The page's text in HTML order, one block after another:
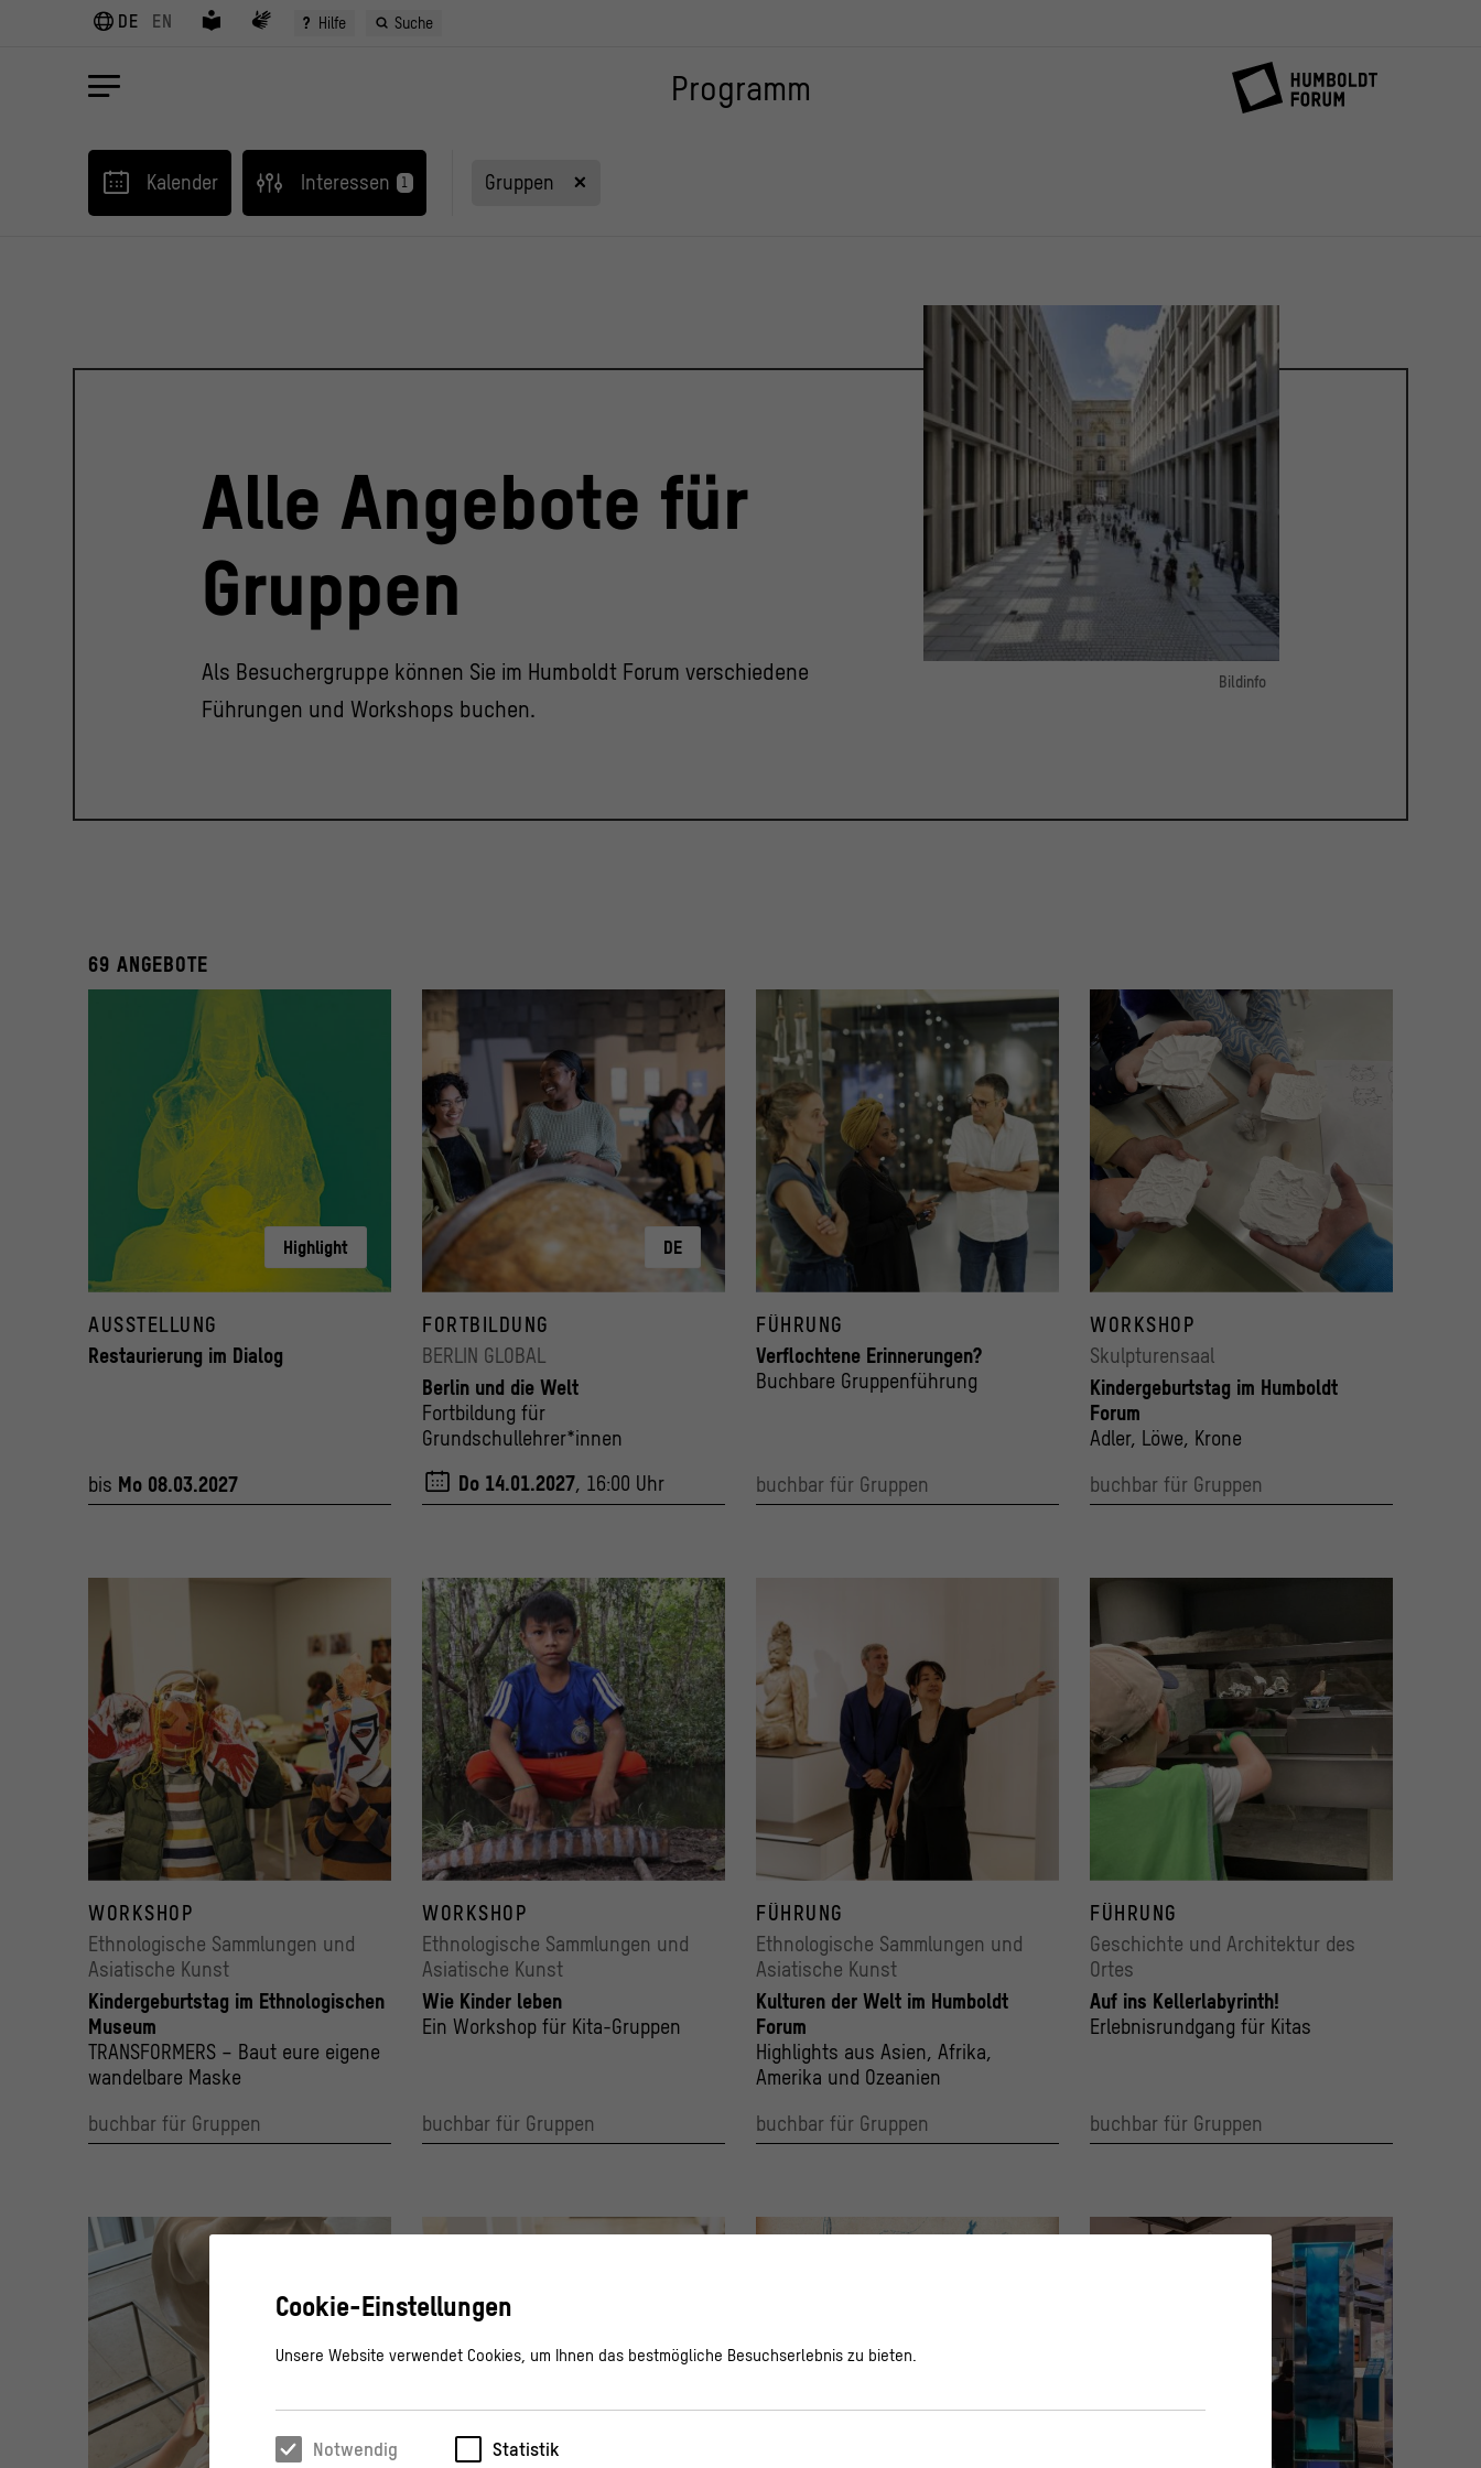
DE EN ? Hilfe Suche
Programm
Kalender Interessen 1 Gruppen
Bildinfo
Alle Angebote für
Gruppen
Als Besuchergruppe können Sie im Humboldt Forum verschiedene
Führungen und Workshops buchen.
69 ANGEBOTE
Highlight
AUSSTELLUNG
Restaurierung im Dialog
bis Mo 08.03.2027
DE
FORTBILDUNG
BERLIN GLOBAL
Berlin und die Welt
Fortbildung für
Grundschullehrer*innen
Do 14.01.2027, 16:00 Uhr
FÜHRUNG
Verflochtene Erinnerungen?
Buchbare Gruppenführung
buchbar für Gruppen
WORKSHOP
Skulpturensaal
Kindergeburtstag im Humboldt
Forum
Adler, Löwe, Krone
buchbar für Gruppen
WORKSHOP
Ethnologische Sammlungen und
Asiatische Kunst
Kindergeburtstag im Ethnologischen
Museum
TRANSFORMERS – Baut eure eigene
wandelbare Maske
buchbar für Gruppen
WORKSHOP
Ethnologische Sammlungen und
Asiatische Kunst
Wie Kinder leben
Ein Workshop für Kita-Gruppen
buchbar für Gruppen
FÜHRUNG
Ethnologische Sammlungen und
Asiatische Kunst
Kulturen der Welt im Humboldt
Forum
Highlights aus Asien, Afrika,
Amerika und Ozeanien
buchbar für Gruppen
FÜHRUNG
Geschichte und Architektur des
Ortes
Auf ins Kellerlabyrinth!
Erlebnisrundgang für Kitas
buchbar für Gruppen
Cookie-Einstellungen
Unsere Website verwendet Cookies, um Ihnen das bestmögliche Besuchserlebnis zu bieten.
Notwendig Statistik